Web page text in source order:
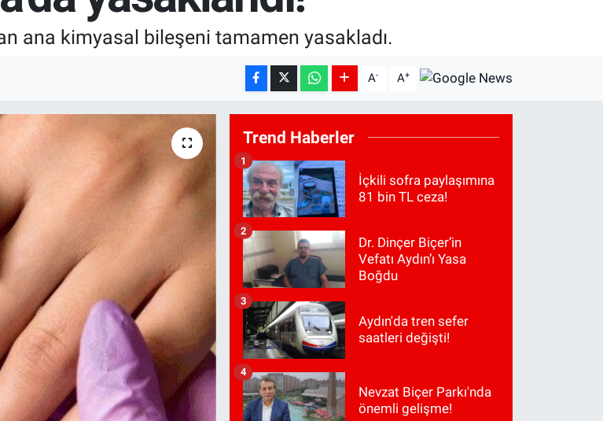
ana kimyasal bileşeni tamamen yasakladı.
A- A+
Trend Haberler
İçkili sofra paylaşımına
81 bin TL ceza!
1
Dr. Dinçer Biçer’in
Vefatı Aydın’ı Yasa
Boğdu
2
Aydın'da tren sefer
saatleri değişti!
3
Nevzat Biçer Parkı'nda
önemli gelişme!
4